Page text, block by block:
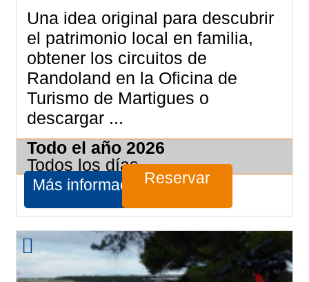
Una idea original para descubrir
el patrimonio local en familia,
obtener los circuitos de
Randoland en la Oficina de
Turismo de Martigues o
descargar ...
Todo el año 2026
Todos los días
Más informaciónReservar